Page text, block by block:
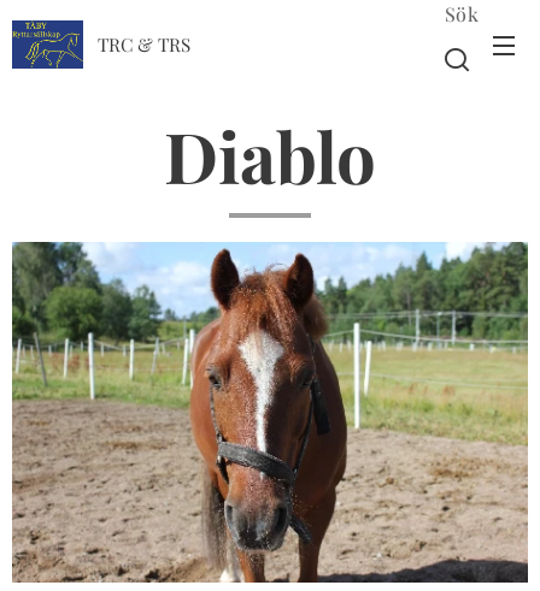
TRC & TRS
Sök
Diablo